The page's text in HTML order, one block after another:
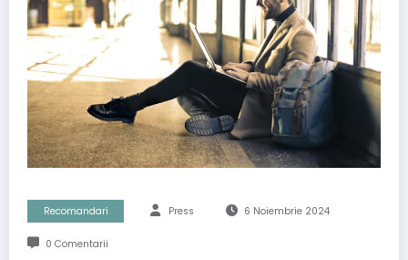
Recomandari Press 6 Noiembrie 2024
0 Comentarii